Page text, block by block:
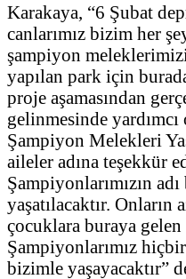
Karakaya, “6 Şubat
canlarımız bizim her
şampiyon
yapılan park için
proje aşamasından
gelinmesinde
Şampiyon Melekleri
aileler adına teşekkür
Şampiyonlarımızın
yaşatılacaktır. Onların
çocuklara buraya gelen
Şampiyonlarımız
bizimle yaşayacaktır”